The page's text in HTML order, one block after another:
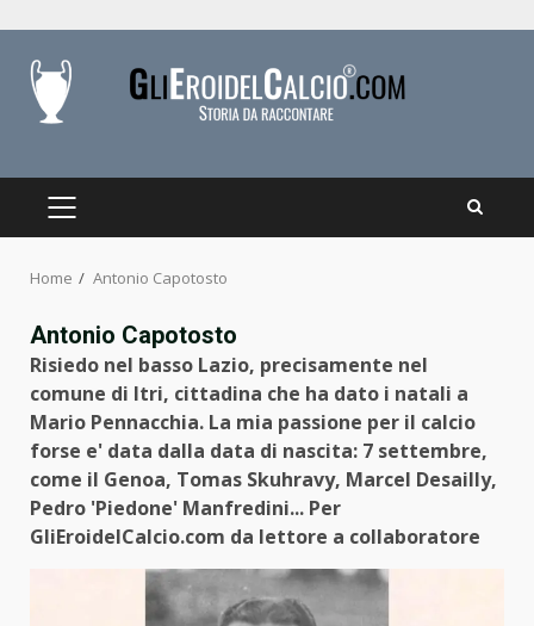
content
PRIMARY
Home Antonio Capotosto
Antonio Capotosto
Risiedo nel basso Lazio, precisamente nel
comune di Itri, cittadina che ha dato i natali a
Mario Pennacchia. La mia passione per il calcio
forse e' data dalla data di nascita: 7 settembre,
come il Genoa, Tomas Skuhravy, Marcel Desailly,
Pedro 'Piedone' Manfredini... Per
GliEroidelCalcio.com da lettore a collaboratore